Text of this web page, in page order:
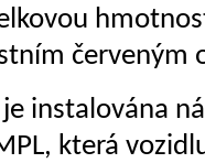
červeným
instalována
která